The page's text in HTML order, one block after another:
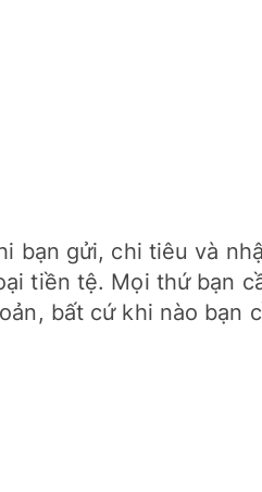
bạn gửi, chi tiêu và
tiền tệ. Mọi thứ bạn
bất cứ khi nào bạn